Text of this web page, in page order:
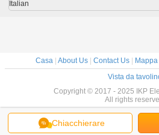
Chiacchierare
Italian
Casa About Us Contact Us
Vista da
Copyright © 2017 - 2025 IKP
All rights